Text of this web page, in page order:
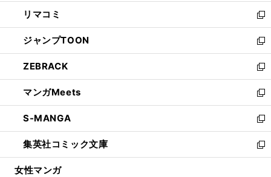
で
開
く
ン
ド
ウ
で
開
く
ウ
ィ
ン
ド
ウ
で
開
く
し
い
ウ
ィ
ン
ド
ウ
で
開
く
リマコミ
新
し
い
ウ
ィ
ン
ド
ウ
で
開
く
ジャンプTOON
新
し
い
ウ
ィ
ン
ド
ウ
で
開
ZEBRACK
新
し
い
ウ
ィ
ン
ド
ウ
マンガMeets
新
し
い
ウ
ィ
ン
S-MANGA
新
し
い
ウ
集英社コミック文庫
新
し
女性マンガ